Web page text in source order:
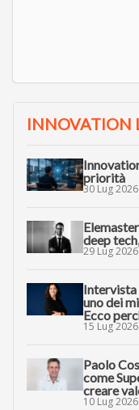
INNOVATION
priorità
30 Lug 2026
deep
29 Lug 2026
Intervista
uno dei
Ecco
15 Lug 2026
Paolo
come
creare
10 Lug 2026